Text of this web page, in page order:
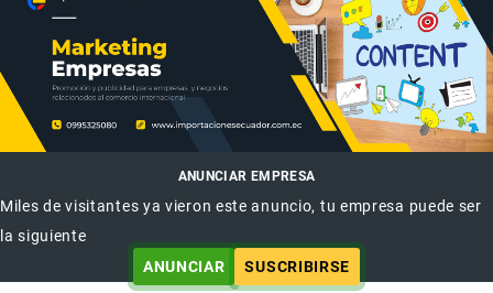
ANUNCIAR EMPRESA
Miles de visitantes ya vieron este anuncio, tu empresa puede ser
la siguiente
ANUNCIAR
SUSCRIBIRSE